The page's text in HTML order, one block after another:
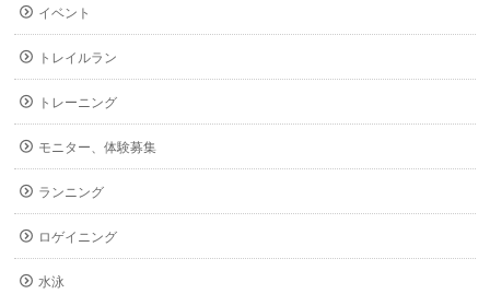
イベント
トレイルラン
トレーニング
モニター、体験募集
ランニング
ロゲイニング
水泳